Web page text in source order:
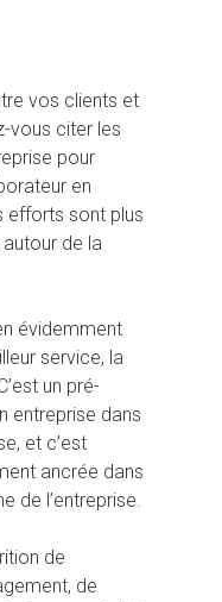
vos clients et
vous citer les
pour
en
efforts sont plus
de la
évidemment
service, la
un pré-
entreprise dans
et c’est
ancrée dans
de l’entreprise.
de
de